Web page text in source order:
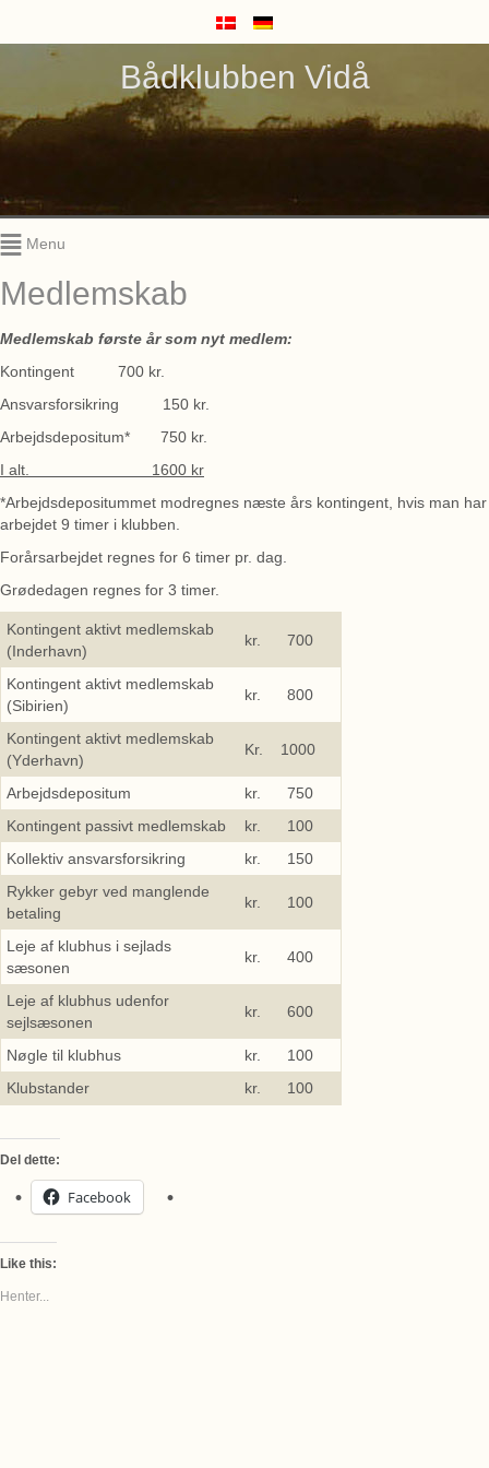
Bådklubben Vidå
Menu
Medlemskab
Medlemskab første år som nyt medlem:
Kontingent 700 kr.
Ansvarsforsikring 150 kr.
Arbejdsdepositum* 750 kr.
I alt. 1600 kr
*Arbejdsdepositummet modregnes næste års kontingent, hvis man har
arbejdet 9 timer i klubben.
Forårsarbejdet regnes for 6 timer pr. dag.
Grødedagen regnes for 3 timer.
Kontingent aktivt medlemskab
(Inderhavn)
kr. 700
Kontingent aktivt medlemskab
(Sibirien)
kr. 800
Kontingent aktivt medlemskab
(Yderhavn)
Kr. 1000
Arbejdsdepositum
kr. 750
Kontingent passivt medlemskab
kr. 100
Kollektiv ansvarsforsikring
kr. 150
Rykker gebyr ved manglende
betaling
kr. 100
Leje af klubhus i sejlads
sæsonen
kr. 400
Leje af klubhus udenfor
sejlsæsonen
kr. 600
Nøgle til klubhus
kr. 100
Klubstander
kr. 100
Del dette:
Facebook
Like this:
Henter...